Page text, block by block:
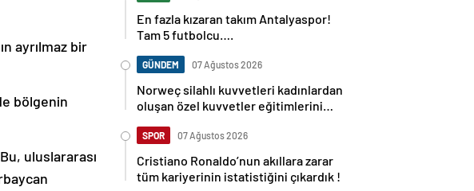
ayrılmaz bir
bölgenin
Bu, uluslararası
En fazla kızaran takım Antalyaspor!
Tam 5 futbolcu….
GÜNDEM 07 Ağustos 2026
Norweç silahlı kuvvetleri kadınlardan
oluşan özel kuvvetler eğitimlerini
SPOR 07 Ağustos 2026
Cristiano Ronaldo’nun akıllara zarar
tüm kariyerinin istatistiğini çıkardık !